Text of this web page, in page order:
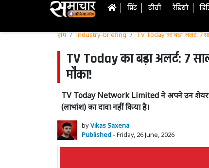
प्रिंट टीवी रेडियो
होम industry-briefing TV Today का बड़ा अलर्ट: 7
TV Today का बड़ा अलर्ट: 7
मौका!
TV Today Network Limited ने अपने उन
(लाभांश) का दावा नहीं किया है।
byVikas Saxena
Published - Friday, 26 June, 2026